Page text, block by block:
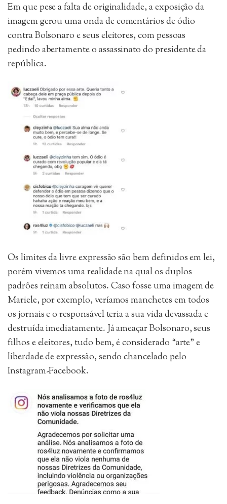
Em que pese a falta de originalidade, a exposição da
imagem gerou uma onda de comentários de ódio
contra Bolsonaro e seus eleitores, com pessoas
pedindo abertamente o assassinato do presidente da
república.
Os limites da livre expressão são bem definidos em lei,
porém vivemos uma realidade na qual os duplos
padrões reinam absolutos. Caso fosse uma imagem de
Mariele, por exemplo, veríamos manchetes em todos
os jornais e o responsável teria a sua vida devassada e
destruída imediatamente. Já ameaçar Bolsonaro, seus
filhos e eleitores, tudo bem, é considerado “arte” e
liberdade de expressão, sendo chancelado pelo
Instagram-Facebook.